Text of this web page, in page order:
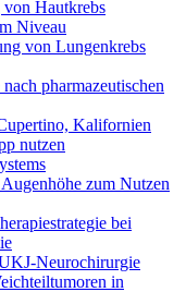
Hautkrebs
Niveau
von Lungenkrebs
pharmazeutischen
Kalifornien
nutzen
zum Nutzen
bei
Neurochirurgie
in